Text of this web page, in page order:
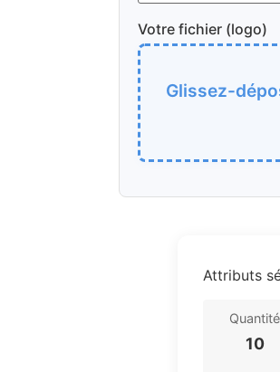
Votre fichier (logo)
Glissez-
Attributs
Quantité
10